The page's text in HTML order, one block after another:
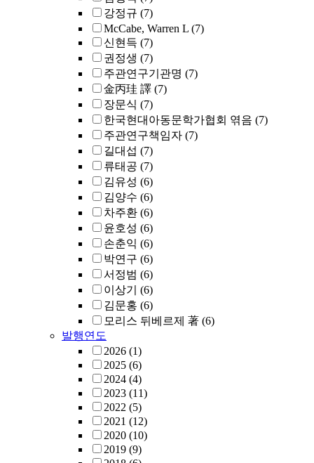
강정규 (7)
McCabe, Warren L (7)
신현득 (7)
권정생 (7)
주관연구기관명 (7)
金丙珪 譯 (7)
장문식 (7)
한국현대아동문학가협회 엮음 (7)
주관연구책임자 (7)
길대섭 (7)
류태공 (7)
김유성 (6)
김양수 (6)
차주환 (6)
윤호성 (6)
손춘익 (6)
박연구 (6)
서정범 (6)
이상기
(6)
김문홍 (6)
모리스 뒤베르제 著 (6)
발행연도
2026 (1)
2025 (6)
2024 (4)
2023 (11)
2022 (5)
2021 (12)
2020 (10)
2019 (9)